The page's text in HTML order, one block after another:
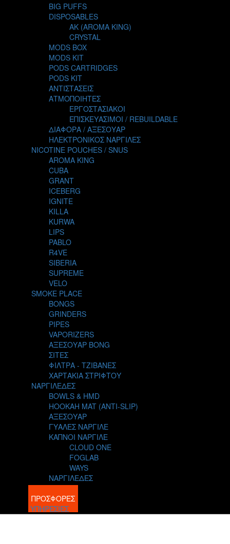
NUBO
OMERTA LIQUIDS
OPMH PROJECT
S-ELF JUICE
SADBOY
SCANDAL
SECRET FOREST
STEAM CITY LIQUIDS
STEAM TRAIN
STEAMPUNK
TALES
TATTOO
THE ALCHEMIST
THE SMOKER'S CLUB
TIKI MAHU
TWIST
VGOD
WILD ZOO
YETI
BIG PUFFS
DISPOSABLES
AK (AROMA KING)
CRYSTAL
MODS BOX
MODS KIT
PODS CARTRIDGES
PODS KIT
ΑΝΤΙΣΤΑΣΕΙΣ
ΑΤΜΟΠΟΙΗΤΕΣ
ΕΡΓΟΣΤΑΣΙΑΚΟΙ
ΕΠΙΣΚΕΥΑΣΙΜΟΙ / REBUILDABLE
ΔΙΑΦΟΡΑ / ΑΞΕΣΟΥΑΡ
ΗΛΕΚΤΡΟΝΙΚΟΣ ΝΑΡΓΙΛΕΣ
NICOTINE POUCHES / SNUS
AROMA KING
CUBA
GRANT
ICEBERG
IGNITE
KILLA
KURWA
LIPS
PABLO
R4VE
SIBERIA
SUPREME
VELO
SMOKE PLACE
BONGS
GRINDERS
PIPES
VAPORIZERS
ΑΞΕΣΟΥΑΡ BONG
ΣΙΤΕΣ
ΦΙΛΤΡΑ - ΤΖΙΒΑΝΕΣ
ΧΑΡΤΑΚΙΑ ΣΤΡΙΦΤΟΥ
ΝΑΡΓΙΛΕΔΕΣ
BOWLS & HMD
HOOKAH MAT (ANTI-SLIP)
ΑΞΕΣΟΥΑΡ
ΓΥΑΛΕΣ ΝΑΡΓΙΛΕ
ΚΑΠΝΟΙ ΝΑΡΓΙΛΕ
CLOUD ONE
FOGLAB
WAYS
ΝΑΡΓΙΛΕΔΕΣ
BLOG
ΠΡΟΣΦΟΡΕΣ
ΥΠΗΡΕΣΙΕΣ